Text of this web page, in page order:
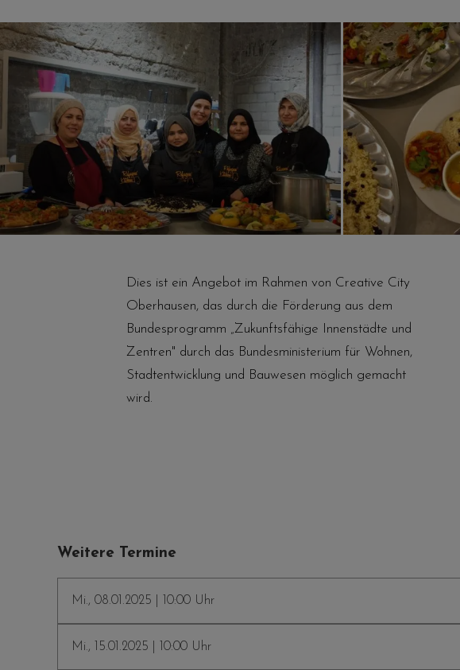
Dies ist ein Angebot im Rahmen von Creative City
Oberhausen, das durch die Förderung aus dem
Bundesprogramm „Zukunftsfähige Innenstädte und
Zentren" durch das Bundesministerium für Wohnen,
Stadtentwicklung und Bauwesen möglich gemacht
wird.
Weitere Termine
Mi., 08.01.2025 | 10:00 Uhr
Mi., 15.01.2025 | 10:00 Uhr